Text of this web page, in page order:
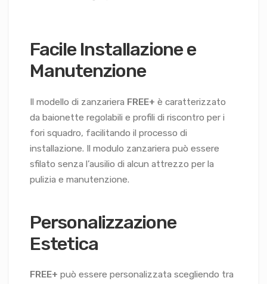
Facile Installazione e
Manutenzione
Il modello di zanzariera FREE+ è caratterizzato
da baionette regolabili e profili di riscontro per i
fori squadro, facilitando il processo di
installazione. Il modulo zanzariera può essere
sfilato senza l’ausilio di alcun attrezzo per la
pulizia e manutenzione.
Personalizzazione
Estetica
FREE+ può essere personalizzata scegliendo tra